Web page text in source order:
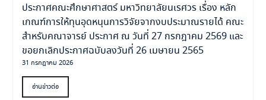
ประกาศคณะศึกษาศาสตร์ มหาวิทยาลัยนเรศวร เรื่อง หลัก
เกณฑ์การให้ทุนอุดหนุนการวิจัยจากงบประมาณรายได้ คณะ
สำหรับคณาจารย์ ประกาศ ณ วันที่ 27 กรกฎาคม 2569 และ
ขอยกเลิกประกาศฉบับลงวันที่ 26 เมษายน 2565
31 กรกฎาคม 2026
อ่านข่าวต่อ